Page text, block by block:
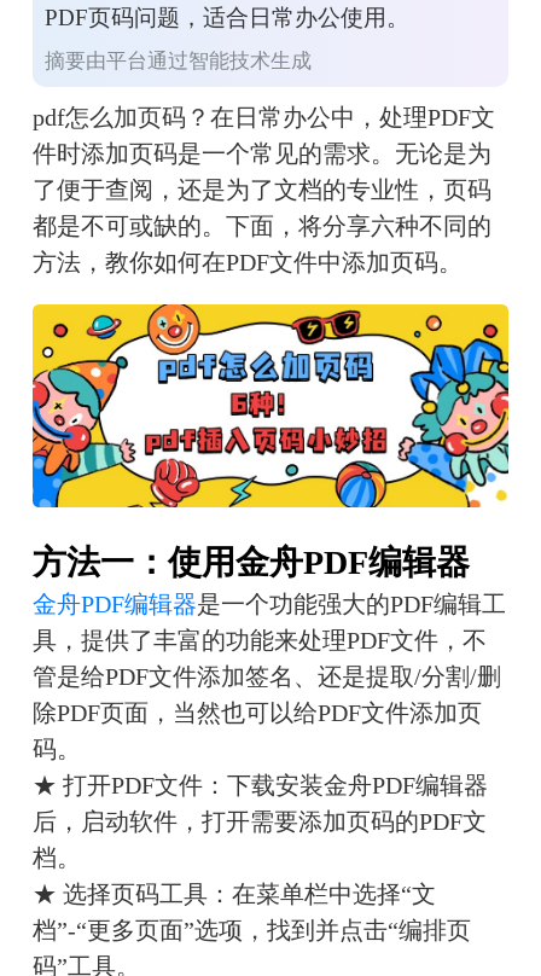
PDF页码问题，适合日常办公使用。
摘要由平台通过智能技术生成
pdf怎么加页码？在日常办公中，处理PDF文
件时添加页码是一个常见的需求。无论是为
了便于查阅，还是为了文档的专业性，页码
都是不可或缺的。下面，将分享六种不同的
方法，教你如何在PDF文件中添加页码。
方法一：使用金舟PDF编辑器
金舟PDF编辑器是一个功能强大的PDF编辑工
具，提供了丰富的功能来处理PDF文件，不
管是给PDF文件添加签名、还是提取/分割/删
除PDF页面，当然也可以给PDF文件添加页
码。
★ 打开PDF文件：下载安装金舟PDF编辑器
后，启动软件，打开需要添加页码的PDF文
档。
★ 选择页码工具：在菜单栏中选择“文
档”-“更多页面”选项，找到并点击“编排页
码”工具。